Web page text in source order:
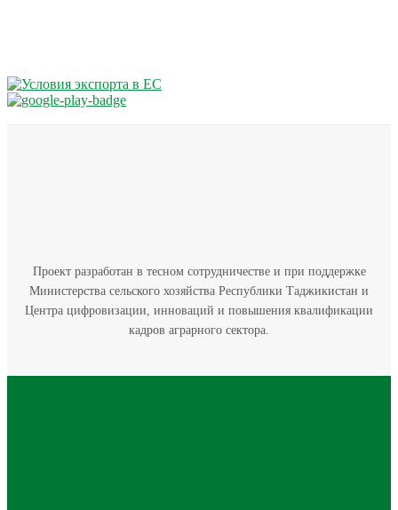
Проект разработан в тесном сотрудничестве и при поддержке
Министерства сельского хозяйства Республики Таджикистан и
Центра цифровизации, инноваций и повышения квалификации
кадров аграрного сектора.